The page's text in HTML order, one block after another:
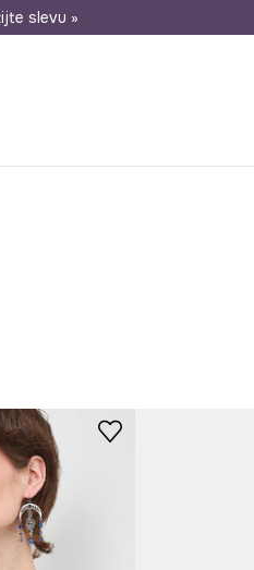
30 dní na vrácení zboží
slevu »